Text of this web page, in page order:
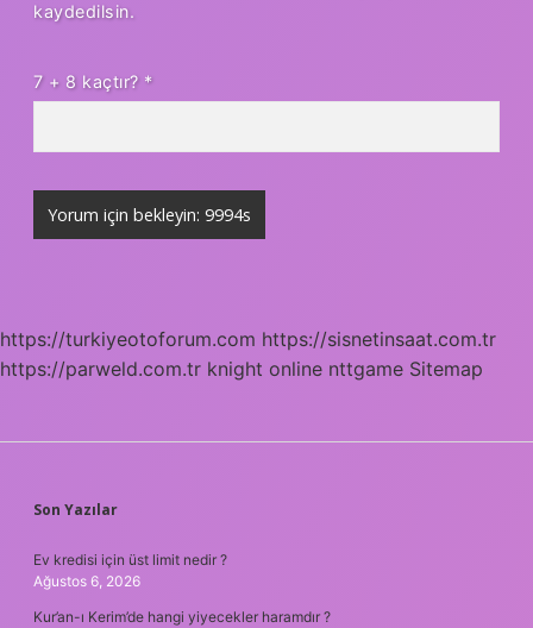
kaydedilsin.
7 + 8 kaçtır? *
https://turkiyeotoforum.com https://sisnetinsaat.com.tr
https://parweld.com.tr knight online nttgame Sitemap
SIDEBAR
Son Yazılar
Ev kredisi için üst limit nedir ?
Ağustos 6, 2026
Kur’an-ı Kerim’de hangi yiyecekler haramdır ?